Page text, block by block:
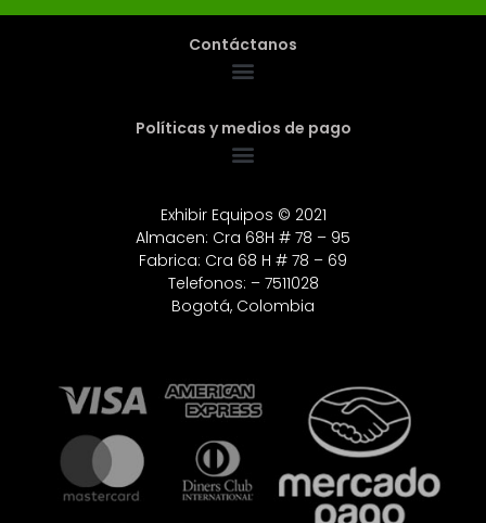
Contáctanos
Políticas y medios de pago
Exhibir Equipos © 2021
Almacen: Cra 68H # 78 – 95
Fabrica: Cra 68 H # 78 – 69
Telefonos: – 7511028
Bogotá, Colombia